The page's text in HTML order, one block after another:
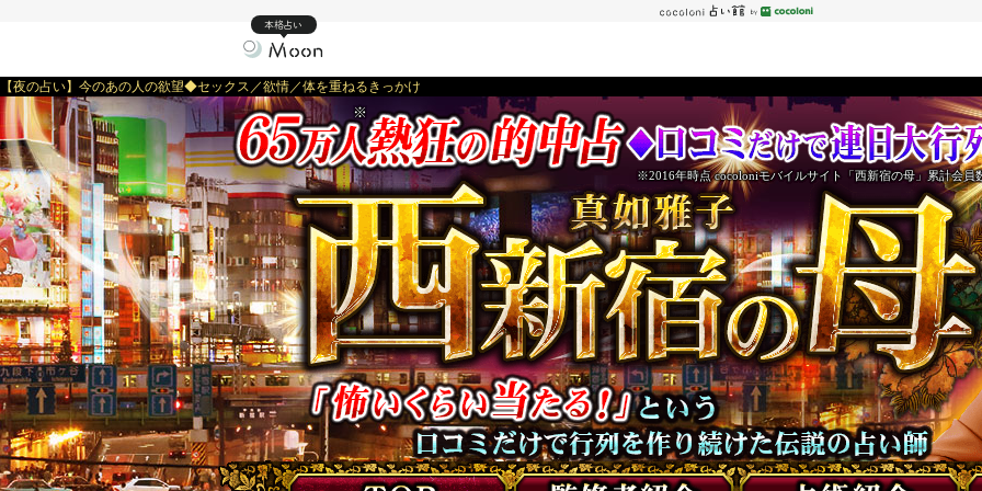
本格占い
【夜の占い】今のあの人の欲望◆セックス／欲情／体を重ねるきっかけ
※
※2016年時点 cocoloniモバイルサイト「西新宿の母」累計会員